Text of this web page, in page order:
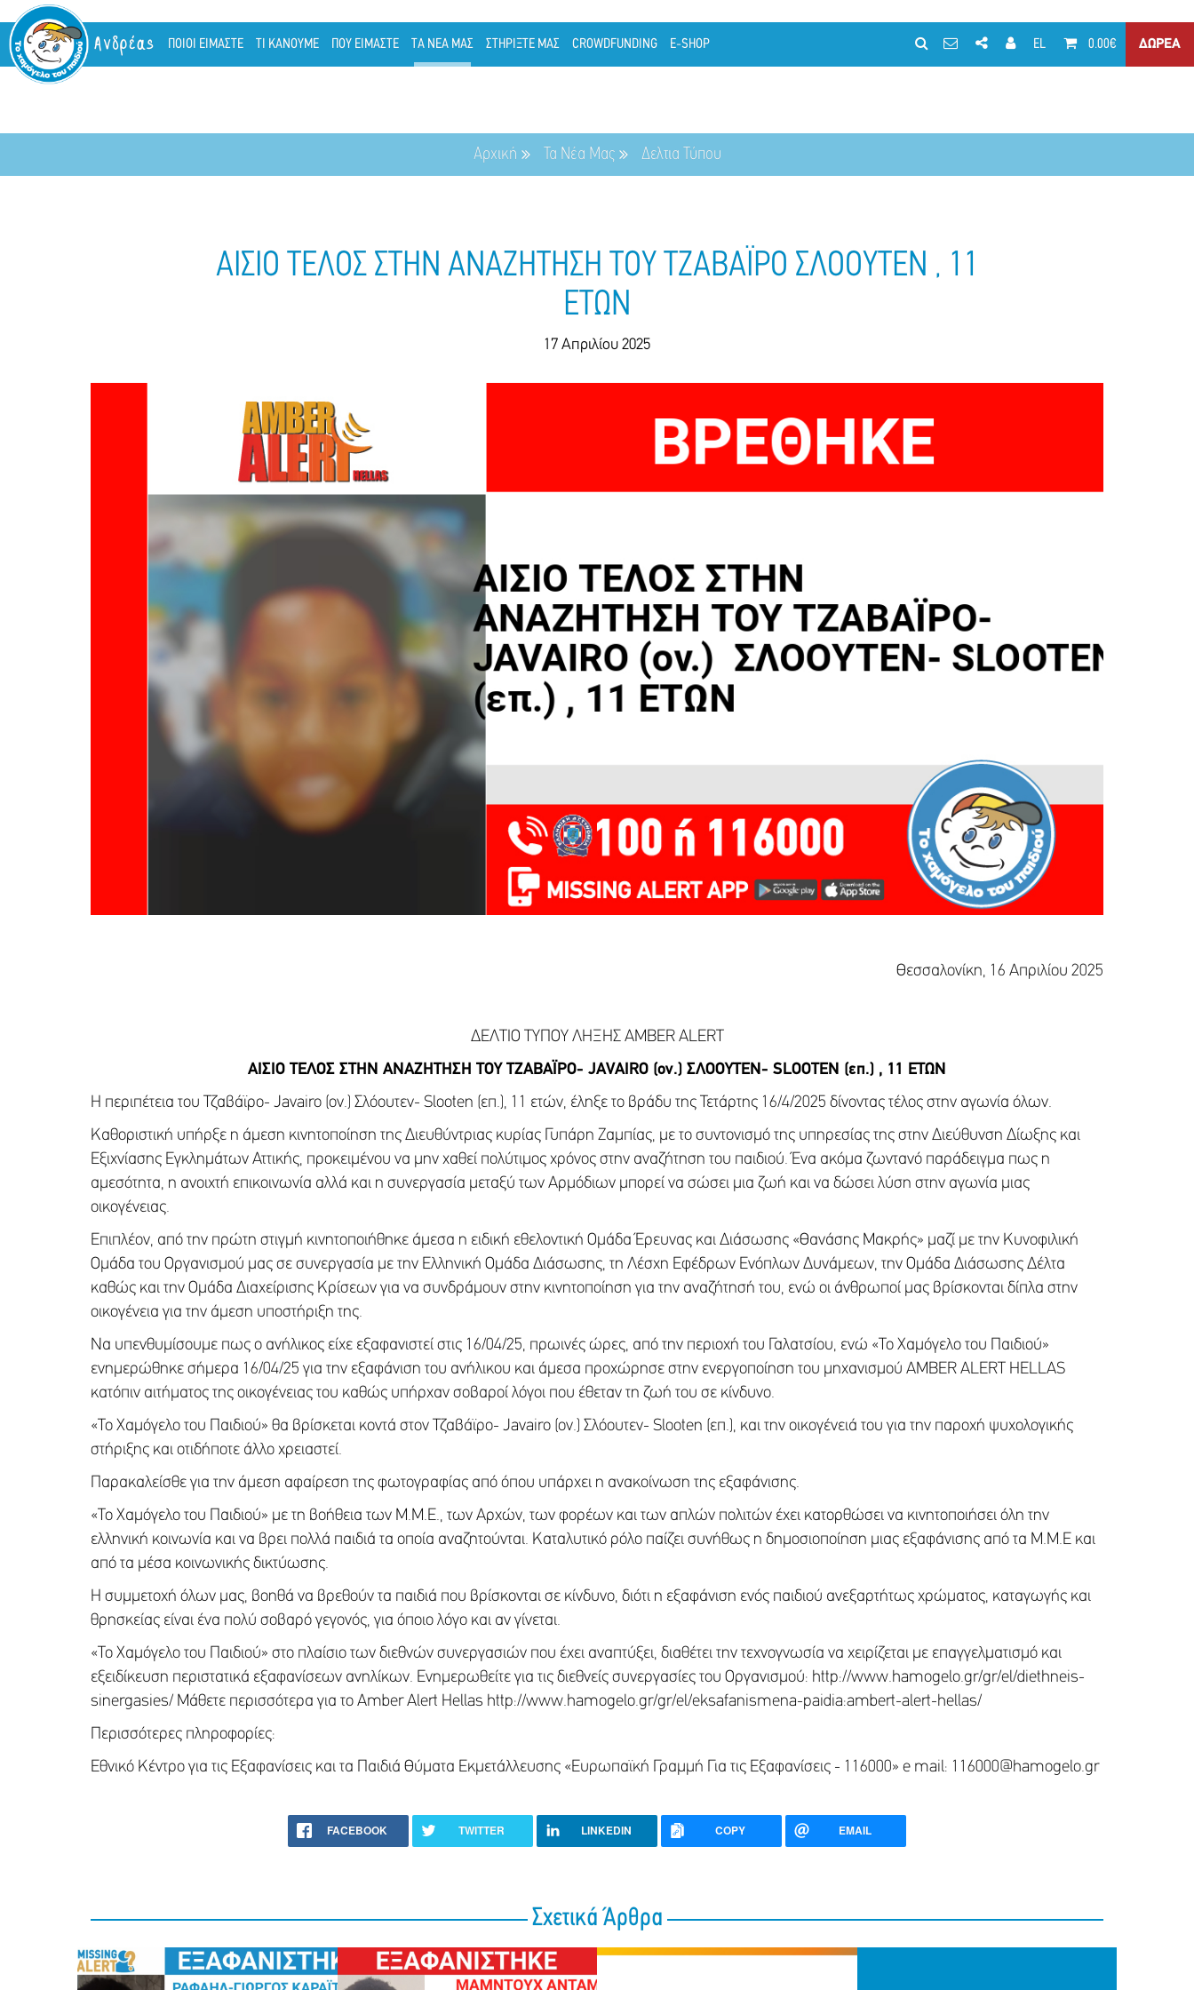
Ανδρέας ΠΟΙΟΙ ΕΙΜΑΣΤΕ ΤΙ ΚΑΝΟΥΜΕ ΠΟΥ ΕΙΜΑΣΤΕ ΤΑ ΝΕΑ ΜΑΣ ΣΤΗΡΙΞΤΕ ΜΑΣ CROWDFUNDING E-SHOP EL 0.00€ ΔΩΡΕΑ
Αρχική Τα Νέα Μας Δελτια Τύπου
ΑΙΣΙΟ ΤΕΛΟΣ ΣΤΗΝ ΑΝΑΖΗΤΗΣΗ ΤΟΥ ΤΖΑΒΑΪΡΟ ΣΛΟΟΥΤΕΝ , 11
ΕΤΩΝ
17 Απριλίου 2025
Θεσσαλονίκη, 16 Απριλίου 2025
ΔΕΛΤΙΟ ΤΥΠΟΥ ΛΗΞΗΣ AMBER ALERT
ΑΙΣΙΟ ΤΕΛΟΣ ΣΤΗΝ ΑΝΑΖΗΤΗΣΗ ΤΟΥ ΤΖΑΒΑΪΡΟ- JAVAIRO (ον.) ΣΛΟΟΥΤΕΝ- SLOOTEN (επ.) , 11 ΕΤΩΝ
Η περιπέτεια του Τζαβάϊρο- Javairo (ον.) Σλόουτεν- Slooten (επ.), 11 ετών, έληξε το βράδυ της Τετάρτης 16/4/2025 δίνοντας τέλος στην αγωνία όλων.
Καθοριστική υπήρξε η άμεση κινητοποίηση της Διευθύντριας κυρίας Γυπάρη Ζαμπίας, με το συντονισμό της υπηρεσίας της στην Διεύθυνση Δίωξης και
Εξιχνίασης Εγκλημάτων Αττικής, προκειμένου να μην χαθεί πολύτιμος χρόνος στην αναζήτηση του παιδιού. Ένα ακόμα ζωντανό παράδειγμα πως η
αμεσότητα, η ανοιχτή επικοινωνία αλλά και η συνεργασία μεταξύ των Αρμόδιων μπορεί να σώσει μια ζωή και να δώσει λύση στην αγωνία μιας
οικογένειας.
Επιπλέον, από την πρώτη στιγμή κινητοποιήθηκε άμεσα η ειδική εθελοντική Ομάδα Έρευνας και Διάσωσης «Θανάσης Μακρής» μαζί με την Κυνοφιλική
Ομάδα του Οργανισμού μας σε συνεργασία με την Ελληνική Ομάδα Διάσωσης, τη Λέσχη Εφέδρων Ενόπλων Δυνάμεων, την Ομάδα Διάσωσης Δέλτα
καθώς και την Ομάδα Διαχείρισης Κρίσεων για να συνδράμουν στην κινητοποίηση για την αναζήτησή του, ενώ οι άνθρωποί μας βρίσκονται δίπλα στην
οικογένεια για την άμεση υποστήριξη της.
Να υπενθυμίσουμε πως ο ανήλικος είχε εξαφανιστεί στις 16/04/25, πρωινές ώρες, από την περιοχή του Γαλατσίου, ενώ «Το Χαμόγελο του Παιδιού»
ενημερώθηκε σήμερα 16/04/25 για την εξαφάνιση του ανήλικου και άμεσα προχώρησε στην ενεργοποίηση του μηχανισμού AMBER ALERT HELLAS
κατόπιν αιτήματος της οικογένειας του καθώς υπήρχαν σοβαροί λόγοι που έθεταν τη ζωή του σε κίνδυνο.
«Το Χαμόγελο του Παιδιού» θα βρίσκεται κοντά στον Τζαβάϊρο- Javairo (ον.) Σλόουτεν- Slooten (επ.), και την οικογένειά του για την παροχή ψυχολογικής
στήριξης και οτιδήποτε άλλο χρειαστεί.
Παρακαλείσθε για την άμεση αφαίρεση της φωτογραφίας από όπου υπάρχει η ανακοίνωση της εξαφάνισης.
«Το Χαμόγελο του Παιδιού» με τη βοήθεια των Μ.Μ.Ε., των Αρχών, των φορέων και των απλών πολιτών έχει κατορθώσει να κινητοποιήσει όλη την
ελληνική κοινωνία και να βρει πολλά παιδιά τα οποία αναζητούνται. Καταλυτικό ρόλο παίζει συνήθως η δημοσιοποίηση μιας εξαφάνισης από τα Μ.Μ.Ε και
από τα μέσα κοινωνικής δικτύωσης.
Η συμμετοχή όλων μας, βοηθά να βρεθούν τα παιδιά που βρίσκονται σε κίνδυνο, διότι η εξαφάνιση ενός παιδιού ανεξαρτήτως χρώματος, καταγωγής και
θρησκείας είναι ένα πολύ σοβαρό γεγονός, για όποιο λόγο και αν γίνεται.
«Το Χαμόγελο του Παιδιού» στο πλαίσιο των διεθνών συνεργασιών που έχει αναπτύξει, διαθέτει την τεχνογνωσία να χειρίζεται με επαγγελματισμό και
εξειδίκευση περιστατικά εξαφανίσεων ανηλίκων. Ενημερωθείτε για τις διεθνείς συνεργασίες του Οργανισμού: http://www.hamogelo.gr/gr/el/diethneis-
sinergasies/ Μάθετε περισσότερα για το Amber Alert Hellas http://www.hamogelo.gr/gr/el/eksafanismena-paidia:ambert-alert-hellas/
Περισσότερες πληροφορίες:
Εθνικό Κέντρο για τις Εξαφανίσεις και τα Παιδιά Θύματα Εκμετάλλευσης «Ευρωπαϊκή Γραμμή Για τις Εξαφανίσεις - 116000» e mail: 116000@hamogelo.gr
FACEBOOK TWITTER LINKEDIN COPY EMAIL
Σχετικά Άρθρα